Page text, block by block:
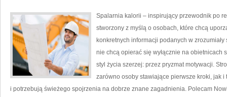
Spalarnia kalorii – inspirujący przewodnik po
stworzony z myślą o osobach, które chcą
konkretnych informacji podanych w
nie chcą opierać się wyłącznie na obietnicach
styl życia szerzej: przez pryzmat motywacji.
zarówno osoby stawiające pierwsze kroki, jak
i potrzebują świeżego spojrzenia na dobrze znane zagadnienia. Polecam